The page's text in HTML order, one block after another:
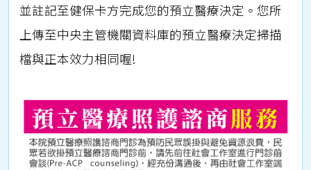
並註記至健保卡方完成您的預立醫療決定。您所
上傳至中央主管機關資料庫的預立醫療決定掃描
檔與正本效力相同喔!